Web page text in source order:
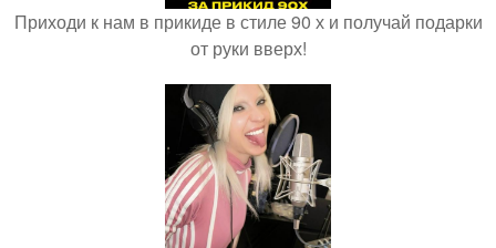
Приходи к нам в прикиде в стиле 90 х и получай подарки
от руки вверх!